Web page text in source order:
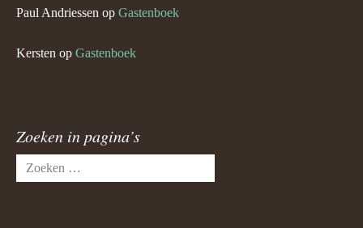
Paul Andriessen op Gastenboek
Kersten op Gastenboek
Zoeken in pagina’s
Zoeken
naar: